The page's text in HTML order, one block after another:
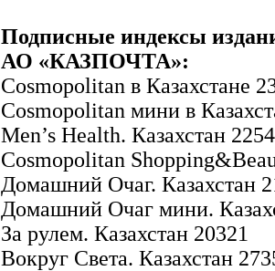
Подписные индексы
АО «КАЗПОЧТА»:
Cosmopolitan в Казахстане
Cosmopolitan мини в
Men’s Health. Казахстан
Cosmopolitan
Домашний Очаг. Казахстан
Домашний Очаг мини.
За рулем. Казахстан 20321
Вокруг Света. Казахстан